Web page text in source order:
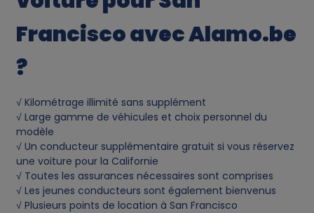
Francisco avec Alamo.be
?
√ Kilométrage illimité sans supplément
√ Large gamme de véhicules et choix personnel du
modèle
√ Un conducteur supplémentaire gratuit si vous réservez
une voiture pour la Californie
√ Toutes les assurances nécessaires sont comprises
√ Les jeunes conducteurs sont également bienvenus
√ Plusieurs points de location à San Francisco